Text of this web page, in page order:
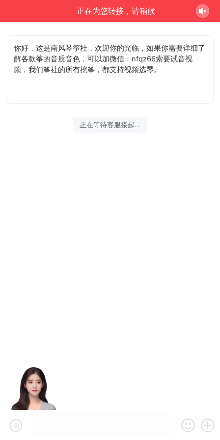
正在为您转接，请稍候
你好，这是南风琴筝社，欢迎你的光临，如果你需要详细了
解各款筝的音质音色，可以加微信：nfqz66索要试音视
频，我们筝社的所有挖筝，都支持视频选琴。
正在等待客服接起...